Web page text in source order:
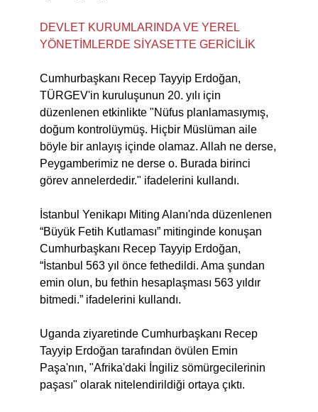
DEVLET KURUMLARINDA VE YEREL
YÖNETİMLERDE SİYASETTE GERİCİLİK
Cumhurbaşkanı Recep Tayyip Erdoğan,
TÜRGEV'in kuruluşunun 20. yılı için
düzenlenen etkinlikte "Nüfus planlamasıymış,
doğum kontrolüymüş. Hiçbir Müslüman aile
böyle bir anlayış içinde olamaz. Allah ne derse,
Peygamberimiz ne derse o. Burada birinci
görev annelerdedir." ifadelerini kullandı.
İstanbul Yenikapı Miting Alanı'nda düzenlenen
“Büyük Fetih Kutlaması” mitinginde konuşan
Cumhurbaşkanı Recep Tayyip Erdoğan,
“İstanbul 563 yıl önce fethedildi. Ama şundan
emin olun, bu fethin hesaplaşması 563 yıldır
bitmedi.” ifadelerini kullandı.
Uganda ziyaretinde Cumhurbaşkanı Recep
Tayyip Erdoğan tarafından övülen Emin
Paşa'nın, "Afrika'daki İngiliz sömürgecilerinin
paşası" olarak nitelendirildiği ortaya çıktı.